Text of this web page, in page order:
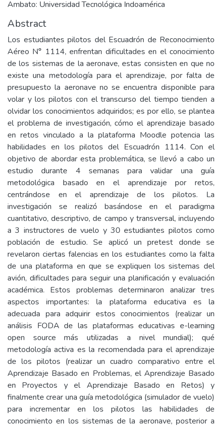
Ambato: Universidad Tecnológica Indoamérica
Abstract
Los estudiantes pilotos del Escuadrón de Reconocimiento
Aéreo N° 1114, enfrentan dificultades en el conocimiento
de los sistemas de la aeronave, estas consisten en que no
existe una metodología para el aprendizaje, por falta de
presupuesto la aeronave no se encuentra disponible para
volar y los pilotos con el transcurso del tiempo tienden a
olvidar los conocimientos adquiridos; es por ello, se plantea
el problema de investigación, cómo el aprendizaje basado
en retos vinculado a la plataforma Moodle potencia las
habilidades en los pilotos del Escuadrón 1114. Con el
objetivo de abordar esta problemática, se llevó a cabo un
estudio durante 4 semanas para validar una guía
metodológica basado en el aprendizaje por retos,
centrándose en el aprendizaje de los pilotos. La
investigación se realizó basándose en el paradigma
cuantitativo, descriptivo, de campo y transversal, incluyendo
a 3 instructores de vuelo y 30 estudiantes pilotos como
población de estudio. Se aplicó un pretest donde se
revelaron ciertas falencias en los estudiantes como la falta
de una plataforma en que se expliquen los sistemas del
avión, dificultades para seguir una planificación y evaluación
académica. Estos problemas determinaron analizar tres
aspectos importantes: la plataforma educativa es la
adecuada para adquirir estos conocimientos (realizar un
análisis FODA de las plataformas educativas e-learning
open source más utilizadas a nivel mundial); qué
metodología activa es la recomendada para el aprendizaje
de los pilotos (realizar un cuadro comparativo entre el
Aprendizaje Basado en Problemas, el Aprendizaje Basado
en Proyectos y el Aprendizaje Basado en Retos) y
finalmente crear una guía metodológica (simulador de vuelo)
para incrementar en los pilotos las habilidades de
conocimiento en los sistemas de la aeronave, posterior a